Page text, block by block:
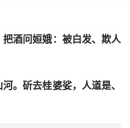
酒问姮娥：被白发、欺人
。斫去桂婆娑，人道是、